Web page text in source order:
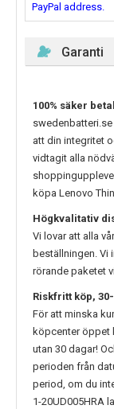
PayPal address.
Garanti
100% säker
att din integritet
vidtagit alla
köpa Lenovo
Högkvalitativ
Vi lovar att alla
beställningen.
rörande paketet
Riskfritt köp,
För att minska
köpcenter öppet
utan 30 dagar!
perioden från
period, om du
1-20UD005HRA